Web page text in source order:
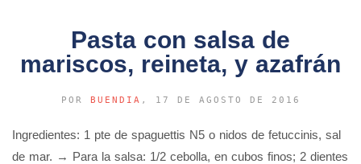
Pasta con salsa de
mariscos, reineta, y azafrán
POR BUENDIA , 17 DE AGOSTO DE 2016
Ingredientes: 1 pte de spaguettis N5 o nidos de fetuccinis, sal
de mar. → Para la salsa: 1/2 cebolla, en cubos finos; 2 dientes